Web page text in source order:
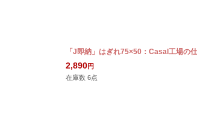
「J即納」はぎれ75×50：Casal工場の
2,890円
在庫数 6点